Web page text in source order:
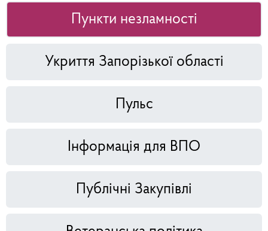
Пункти незламності
Укриття Запорізької області
Пульс
Інформація для ВПО
Публічні Закупівлі